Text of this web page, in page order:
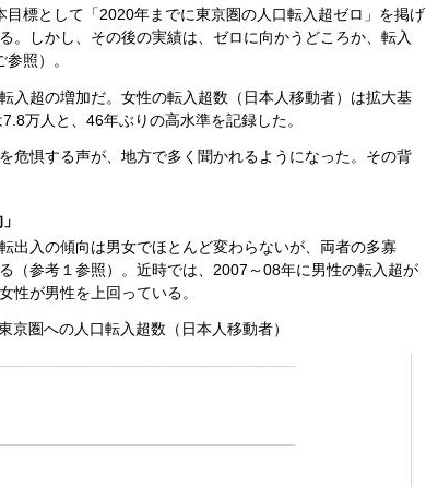
標として「2020年までに東京圏の人口転入超ゼロ」を掲げ
。しかし、その後の実績は、ゼロに向かうどころか、転入
照）。
入超の増加だ。女性の転入超数（日本人移動者）は拡大基
万人と、46年ぶりの高水準を記録した。
危惧する声が、地方で多く聞かれるようになった。その背
出入の傾向は男女でほとんど変わらないが、両者の多寡
（参考１参照）。近時では、2007～08年に男性の転入超が
性が男性を上回っている。
京圏への人口転入超数（日本人移動者）